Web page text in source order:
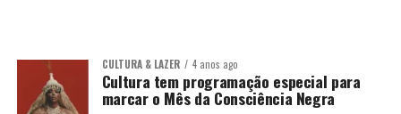
CULTURA & LAZER 4 anos ago
Cultura tem programação especial para
marcar o Mês da Consciência Negra